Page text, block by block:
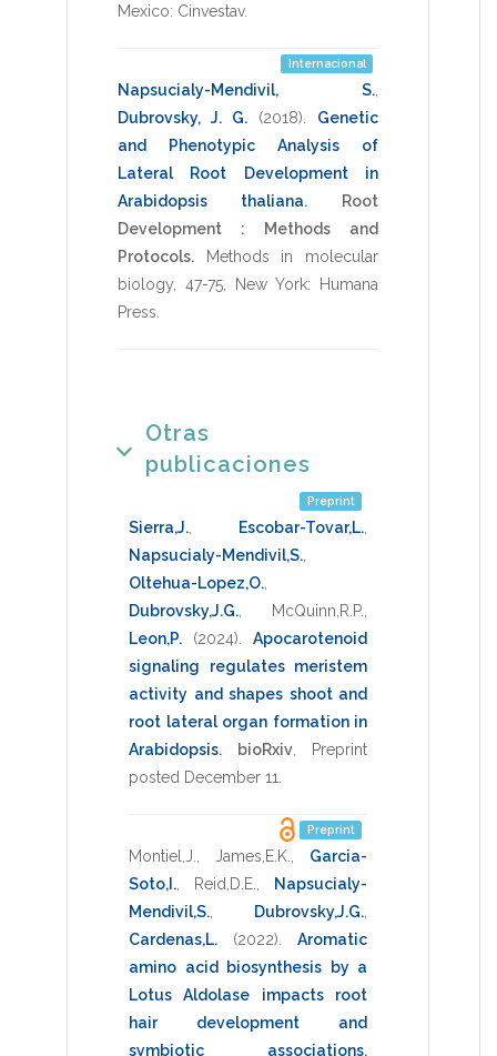
Mexico: Cinvestav.
Internacional
Napsucialy-Mendivil, S.
Dubrovsky, J. G.
(2018)
Genetic
and Phenotypic Analysis of
Lateral Root Development in
Arabidopsis thaliana.
Root
Development : Methods and
Protocols.
Methods in molecular
biology
47-75,
New York: Humana
Press
Otras
publicaciones
Preprint
Sierra,J. Escobar-Tovar,L.
Napsucialy-Mendivil,S.
Oltehua-Lopez,O.
Dubrovsky,J.G.
McQuinn,R.P.
Leon,P.
(2024)
Apocarotenoid
signaling regulates meristem
activity and shapes shoot and
root lateral organ formation in
Arabidopsis. bioRxiv
Preprint
posted December 11
Preprint
Montiel,J. James,E.K.
Garcia-
Soto,I.
Reid,D.E.
Napsucialy-
Mendivil,S.
Dubrovsky,J.G.
Cardenas,L.
(2022)
Aromatic
amino acid biosynthesis by a
Lotus Aldolase impacts root
hair development and
symbiotic associations.